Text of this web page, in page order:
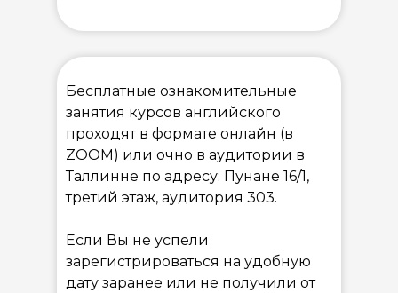
Бесплатные ознакомительные
занятия курсов английского
проходят в формате онлайн (в
ZOOM) или очно в аудитории в
Таллинне по адресу: Пунане 16/1,
третий этаж, аудитория 303.
Если Вы не успели
зарегистрироваться на удобную
дату заранее или не получили от